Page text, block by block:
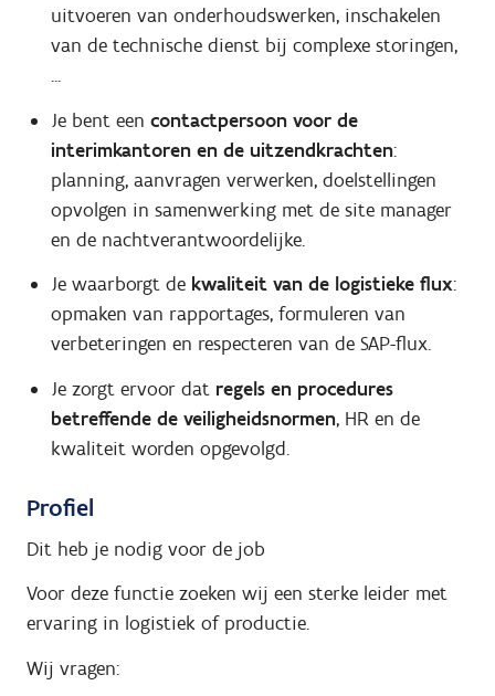
uitvoeren van onderhoudswerken, inschakelen
van de technische dienst bij complexe storingen,
...
Je bent een contactpersoon voor de
interimkantoren en de uitzendkrachten:
planning, aanvragen verwerken, doelstellingen
opvolgen in samenwerking met de site manager
en de nachtverantwoordelijke.
Je waarborgt de kwaliteit van de logistieke flux:
opmaken van rapportages, formuleren van
verbeteringen en respecteren van de SAP-flux.
Je zorgt ervoor dat regels en procedures
betreffende de veiligheidsnormen, HR en de
kwaliteit worden opgevolgd.
Profiel
Dit heb je nodig voor de job
Voor deze functie zoeken wij een sterke leider met
ervaring in logistiek of productie.
Wij vragen: